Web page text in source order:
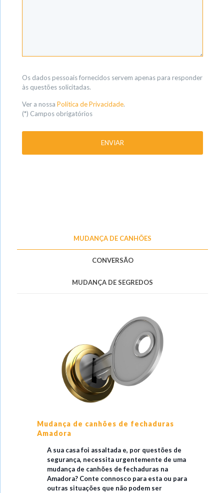
Os dados pessoais fornecidos servem apenas para responder
às questões solicitadas.
Ver a nossa Política de Privacidade.
(*) Campos obrigatórios
MUDANÇA DE CANHÕES
CONVERSÃO
MUDANÇA DE SEGREDOS
Mudança de canhões de fechaduras
Amadora
A sua casa foi assaltada e, por questões de
segurança, necessita urgentemente de uma
mudança de canhões de fechaduras na
Amadora? Conte connosco para esta ou para
outras situações que não podem ser